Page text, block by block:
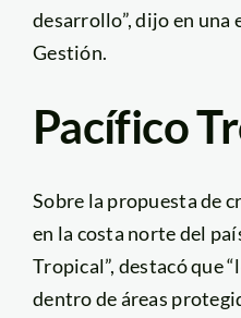
desarrollo”, dijo en
Gestión.
Pacífico
Sobre la propuesta de
en la costa norte del
Tropical”, destacó que
dentro de áreas